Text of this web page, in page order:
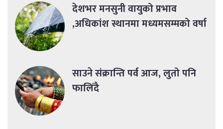
देशभर मनसुनी वायुको प्रभाव
,अधिकांश स्थानमा मध्यमसम्मको वर्षा
साउने संक्रान्ति पर्व आज, लुतो पनि
फालिँदै